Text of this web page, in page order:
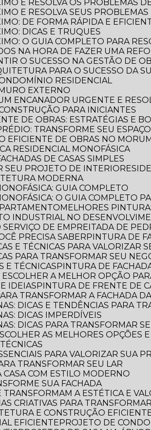
E RESOLVA OS PROBLEMAS
E RESOLVA SEUS
DE FORMA RÁPIDA E
DICAS E TRUQUES
O GUIA COMPLETO PARA
NA HORA DE FAZER UMA
O SUCESSO NA GESTÃO DE
PARA O SUCESSO DA
RESIDENCIAL
EXTERNO
ENCANADOR URGENTE E
PARA INICIANTES
DE OBRAS: ESTRATÉGIAS E
TRANSFORME SEU
EFICIENTE DE OBRAS NO
RESIDENCIAL MONOFÁSICA
DE CASAS SIMPLES
SEU PROJETO DE INTERIORES
MODERNA
GUIA COMPLETO
O GUIA COMPLETO
MELHORES
INDUSTRIAL NO
SERVIÇO DE EMPREITADA DE
PRECISA SABER
PINTURA DE
E TÉCNICAS PARA VALORIZAR
PARA TRANSFORMAR SEU
E TÉCNICAS
PINTURA DE
ESCOLHER A MELHOR OPÇÃO
IDEIAS
PINTURA DE FRENTE DE
TRANSFORMAR A FACHADA
DICAS E TENDÊNCIAS PARA
DICAS IMPERDÍVEIS
DICAS PARA TRANSFORMAR
AS MELHORES OPÇÕES
PARA VALORIZAR SUA
TRANSFORMAR SEU LAR
CASA COM ESTILO MODERNO
SUA FACHADA
TRANSFORMAM A ESTÉTICA E
CRIATIVAS PARA TRANSFORMAR
E CONSTRUÇÃO
EFICIENTE
PROJETO DE